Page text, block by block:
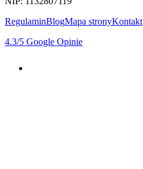
RegulaminBlogMapa stronyKontakt
4.3/5 Google Opinie